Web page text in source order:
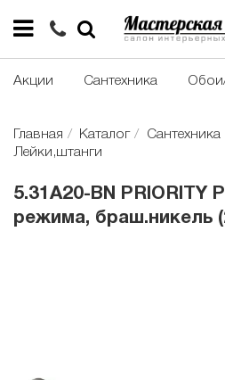
Акции Сантехника
Главная Каталог Сантехника
Лейки,штанги
5.31A20-BN PRIORITY
режима, браш.никель